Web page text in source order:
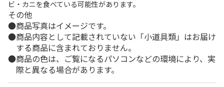
ビ・カニを食べている可能性があります。
その他
商品写真はイメージです。
商品内容として記載されていない「小道具類」はお届け
する商品に含まれておりません。
商品の色は、ご覧になるパソコンなどの環境により、実
際と異なる場合があります。